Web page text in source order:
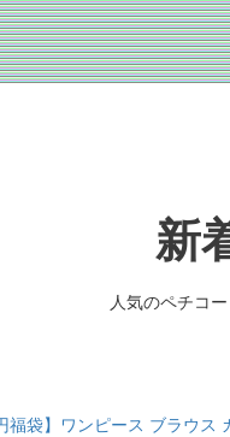
新
人気のペチコ
福袋】ワンピース ブラウス